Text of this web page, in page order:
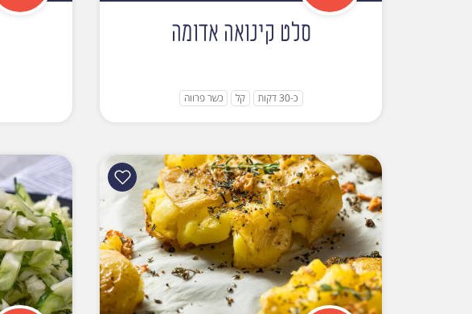
סלט קינואה אדומה
כ-30 דקות קל כשר פרווה